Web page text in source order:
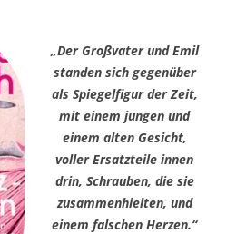
„Der Großvater und Emil
standen sich gegenüber
als Spiegelfigur der Zeit,
mit einem jungen und
einem alten Gesicht,
voller Ersatzteile innen
drin, Schrauben, die sie
zusammenhielten, und
einem falschen Herzen.“